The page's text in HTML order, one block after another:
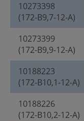
10273398
(172-B9,7-12-A)
10273399
(172-B9,9-12-A)
10188223
(172-B10,1-12-A)
10188226
(172-B10,2-12-A)